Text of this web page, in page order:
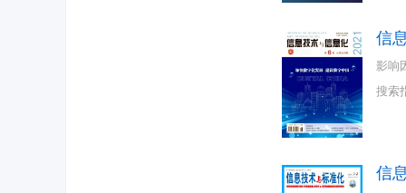
信
影响
搜索
信